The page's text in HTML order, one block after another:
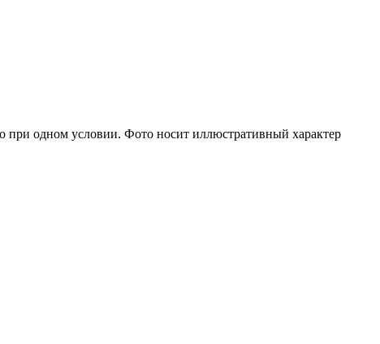
при одном условии. Фото носит иллюстративный характер